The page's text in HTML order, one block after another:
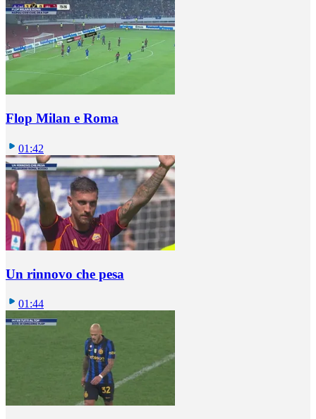
Flop Milan e Roma
01:42
Un rinnovo che pesa
01:44